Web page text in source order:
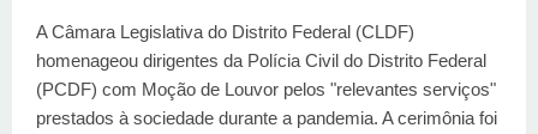
A Câmara Legislativa do Distrito Federal (CLDF)
homenageou dirigentes da Polícia Civil do Distrito Federal
(PCDF) com Moção de Louvor pelos "relevantes serviços"
prestados à sociedade durante a pandemia. A cerimônia foi